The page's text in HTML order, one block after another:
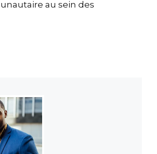
au sein des